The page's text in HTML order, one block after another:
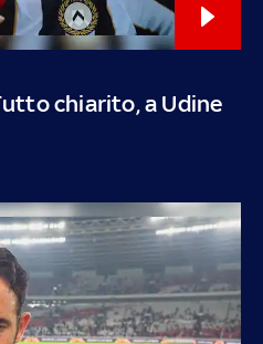
chiarito, a Udine